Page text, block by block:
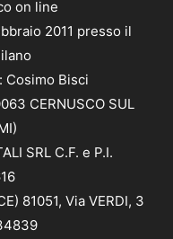
on line
2011 presso il
Cosimo Bisci
CERNUSCO SUL
SRL C.F. e P.I.
81051, Via VERDI, 3